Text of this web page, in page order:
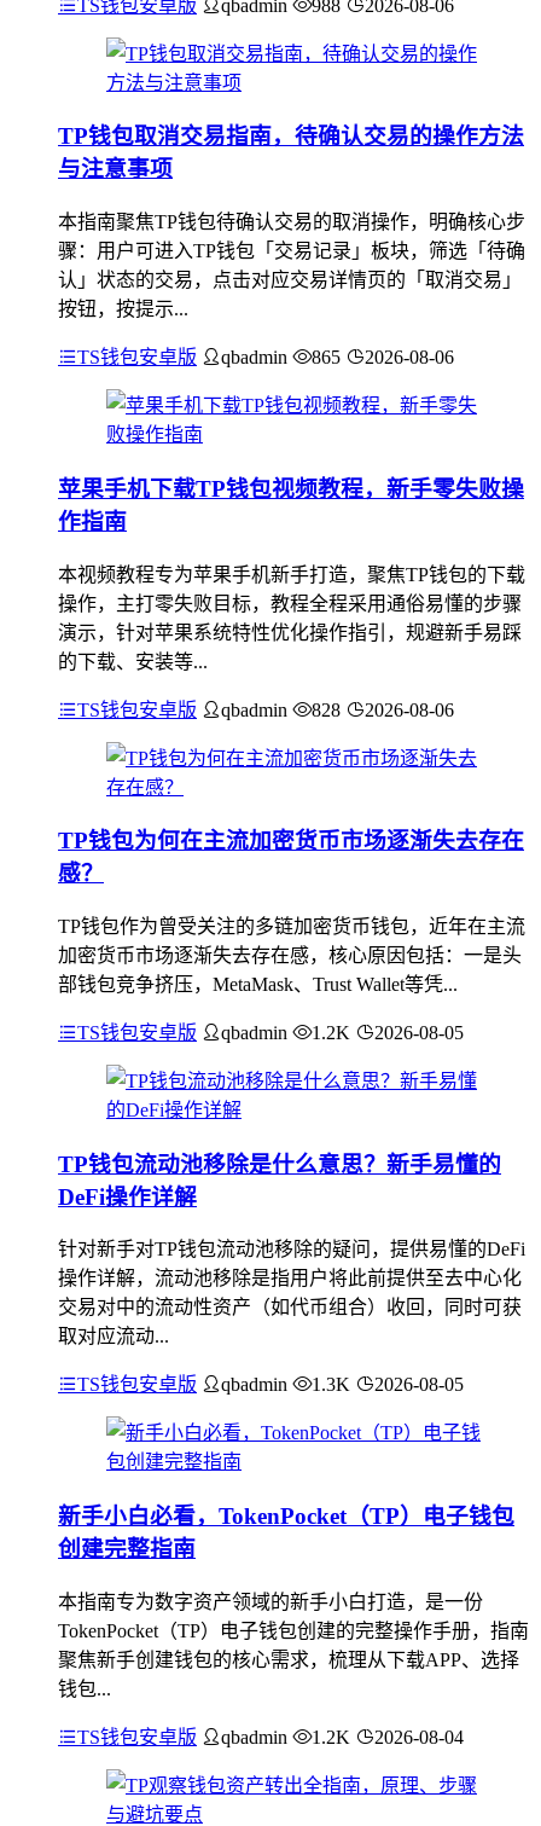
TS钱包安卓版 qbadmin 988 2026-08-06
TP钱包取消交易指南，待确认交易的操作方法
与注意事项
本指南聚焦TP钱包待确认交易的取消操作，明确核心步
骤：用户可进入TP钱包「交易记录」板块，筛选「待确
认」状态的交易，点击对应交易详情页的「取消交易」
按钮，按提示...
TS钱包安卓版 qbadmin 865 2026-08-06
苹果手机下载TP钱包视频教程，新手零失败操
作指南
本视频教程专为苹果手机新手打造，聚焦TP钱包的下载
操作，主打零失败目标，教程全程采用通俗易懂的步骤
演示，针对苹果系统特性优化操作指引，规避新手易踩
的下载、安装等...
TS钱包安卓版 qbadmin 828 2026-08-06
TP钱包为何在主流加密货币市场逐渐失去存在
感？
TP钱包作为曾受关注的多链加密货币钱包，近年在主流
加密货币市场逐渐失去存在感，核心原因包括：一是头
部钱包竞争挤压，MetaMask、Trust Wallet等凭...
TS钱包安卓版 qbadmin 1.2K 2026-08-05
TP钱包流动池移除是什么意思？新手易懂的
DeFi操作详解
针对新手对TP钱包流动池移除的疑问，提供易懂的DeFi
操作详解，流动池移除是指用户将此前提供至去中心化
交易对中的流动性资产（如代币组合）收回，同时可获
取对应流动...
TS钱包安卓版 qbadmin 1.3K 2026-08-05
新手小白必看，TokenPocket（TP）电子钱包
创建完整指南
本指南专为数字资产领域的新手小白打造，是一份
TokenPocket（TP）电子钱包创建的完整操作手册，指南
聚焦新手创建钱包的核心需求，梳理从下载APP、选择
钱包...
TS钱包安卓版 qbadmin 1.2K 2026-08-04